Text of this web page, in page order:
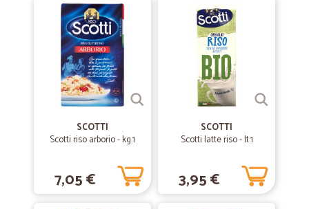
concluso la rapidità della consegna è efficientissimo, entro
veramente 24 ore. Prezzi nella media
—Fulvia G.
Veloci e gentilissimi alla consegna
Veloci e gentilissimi alla consegna
AFFIDABILI
ECCELLENTE IL SERVIZIO CLIENTI MI HANNO ADDIRITTURA
SCOTTI
Scotti riso arborio - kg.1
7,05 €
SCOTTI
Scotti latte riso - lt.1
3,95 €